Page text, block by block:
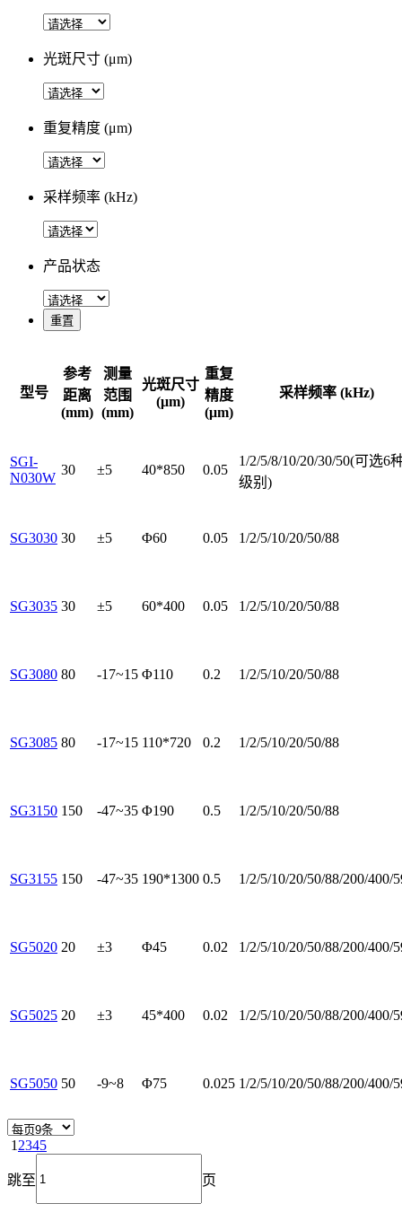
光斑尺寸 (μm)
重复精度 (μm)
采样频率 (kHz)
产品状态
重置
型号
参考
距离
(mm)
测量
范围
(mm)
光斑尺寸
(μm)
重复
精度
(μm)
采样频率 (kHz)
SGI-
N030W
30 ±5 40*850 0.05
1/2/5/8/10/20/30/50(可选6
级别)
SG3030 30 ±5 Φ60 0.05 1/2/5/10/20/50/88
SG3035 30 ±5 60*400 0.05 1/2/5/10/20/50/88
SG3080 80 -17~15 Φ110 0.2 1/2/5/10/20/50/88
SG3085 80 -17~15 110*720 0.2 1/2/5/10/20/50/88
SG3150 150 -47~35 Φ190 0.5 1/2/5/10/20/50/88
SG3155 150 -47~35 190*1300 0.5 1/2/5/10/20/50/88/200/400/
SG5020 20 ±3 Φ45 0.02 1/2/5/10/20/50/88/200/400/
SG5025 20 ±3 45*400 0.02 1/2/5/10/20/50/88/200/400/
SG5050 50 -9~8 Φ75 0.025 1/2/5/10/20/50/88/200/400/
1 2345
跳至 页